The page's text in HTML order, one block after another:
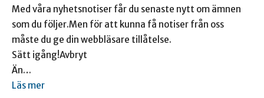
Med våra nyhetsnotiser får du senaste nytt om ämnen
som du följer.Men för att kunna få notiser från oss
måste du ge din webbläsare tillåtelse.
Sätt igång!Avbryt
Än…
Läs mer